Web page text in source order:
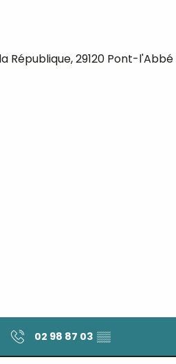
République, 29120 Pont-l'Abbé
02 98 87 03 ▒▒